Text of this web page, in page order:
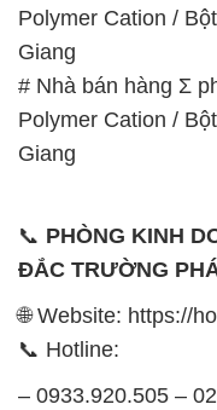
Polymer Cation /
Giang
# Nhà bán hàng Σ
Polymer Cation /
Giang
📞 PHÒNG KINH
ĐẮC TRƯỜNG
🌐 Website: https://
📞 Hotline:
– 0933.920.505 –